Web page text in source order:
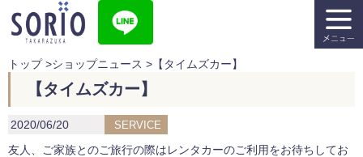
トップ>ショップニュース > 【タイムズカー】
【タイムズカー】
2020/06/20 SERVICE
友人、ご家族とのご旅行の際はレンタカーのご利用をお待ちしてお